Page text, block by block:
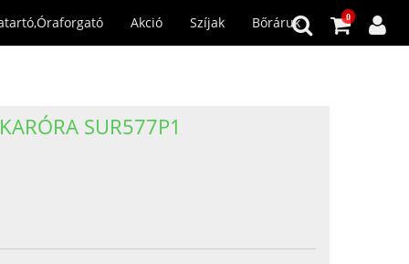
0
Akció Szíjak Bőráruk
SUR577P1